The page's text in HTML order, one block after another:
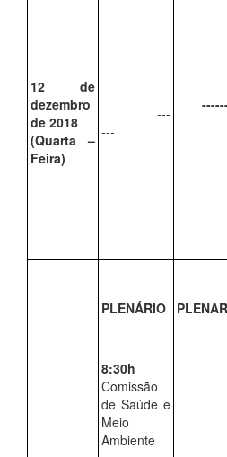
12 de
dezembro
de 2018
(Quarta –
Feira)
---
---
PLENÁRIO
8:30h
Comissão
de Saúde e
Meio
Ambiente